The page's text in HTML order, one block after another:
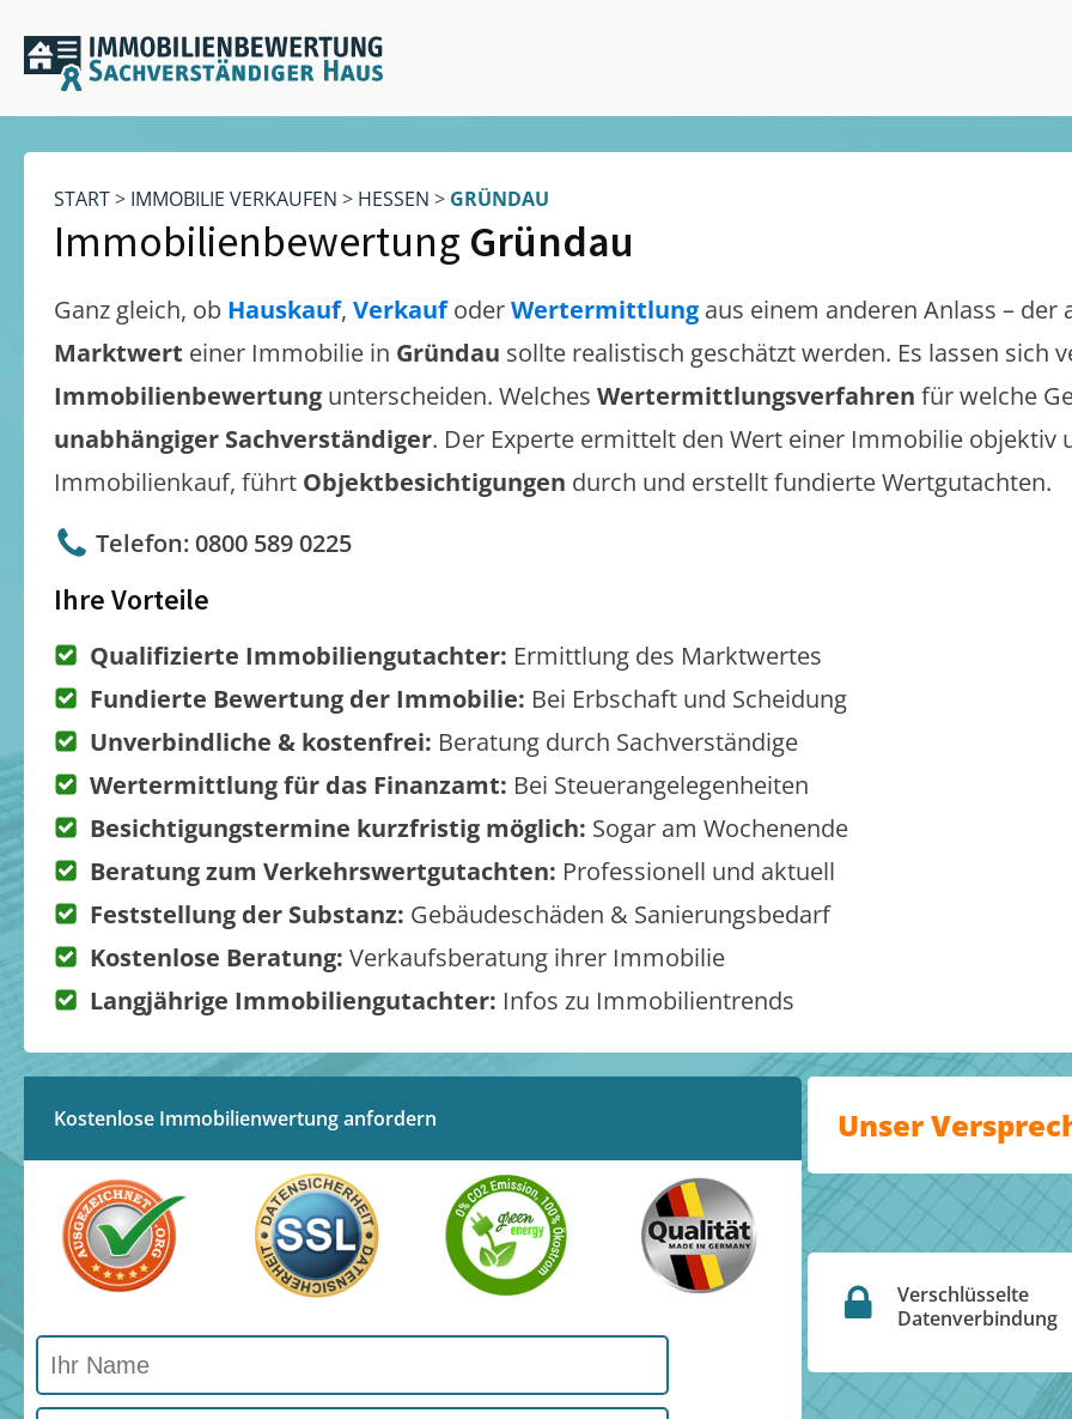
START> IMMOBILIE VERKAUFEN > HESSEN > GRÜNDAU
Immobilienbewertung Gründau
Ganz gleich, ob Hauskauf, VerkaufoderWertermittlung aus einem anderen Anlass – der
Marktwert einer Immobilie in Gründau sollte realistisch geschätzt werden. Es lassen sich
Immobilienbewertung unterscheiden. Welches Wertermittlungsverfahren für welche
unabhängiger Sachverständiger. Der Experte ermittelt den Wert einer Immobilie objektiv
Immobilienkauf, führt Objektbesichtigungen durch und erstellt fundierte Wertgutachten.
Telefon: 0800 589 0225
Ihre Vorteile
Qualifizierte Immobiliengutachter: Ermittlung des Marktwertes
Fundierte Bewertung der Immobilie: Bei Erbschaft und Scheidung
Unverbindliche & kostenfrei: Beratung durch Sachverständige
Wertermittlung für das Finanzamt: Bei Steuerangelegenheiten
Besichtigungstermine kurzfristig möglich: Sogar am Wochenende
Beratung zum Verkehrswertgutachten: Professionell und aktuell
Feststellung der Substanz: Gebäudeschäden & Sanierungsbedarf
Kostenlose Beratung: Verkaufsberatung ihrer Immobilie
Langjährige Immobiliengutachter: Infos zu Immobilientrends
Kostenlose Immobilienwertung anfordern Unser
Verschlüsselte
Datenverbindung